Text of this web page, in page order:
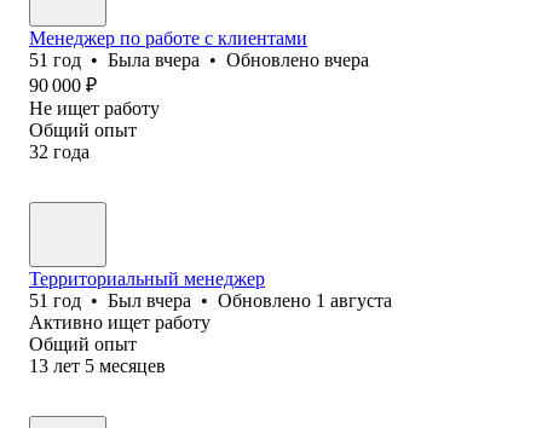
Менеджер по работе с клиентами
51 год • Была вчера • Обновлено вчера
90 000 ₽
Не ищет работу
Общий опыт
32 года
Территориальный менеджер
51 год • Был вчера • Обновлено 1 августа
Активно ищет работу
Общий опыт
13 лет 5 месяцев